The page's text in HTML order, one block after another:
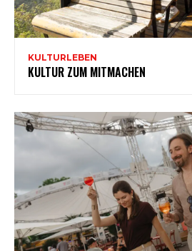
KULTURLEBEN
KULTUR ZUM MITMACHEN